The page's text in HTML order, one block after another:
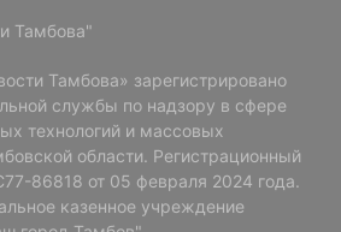
Тамбова"
Тамбова» зарегистрировано
службы по надзору в сфере
технологий и массовых
области. Регистрационный
86818 от 05 февраля 2024 года.
казенное учреждение